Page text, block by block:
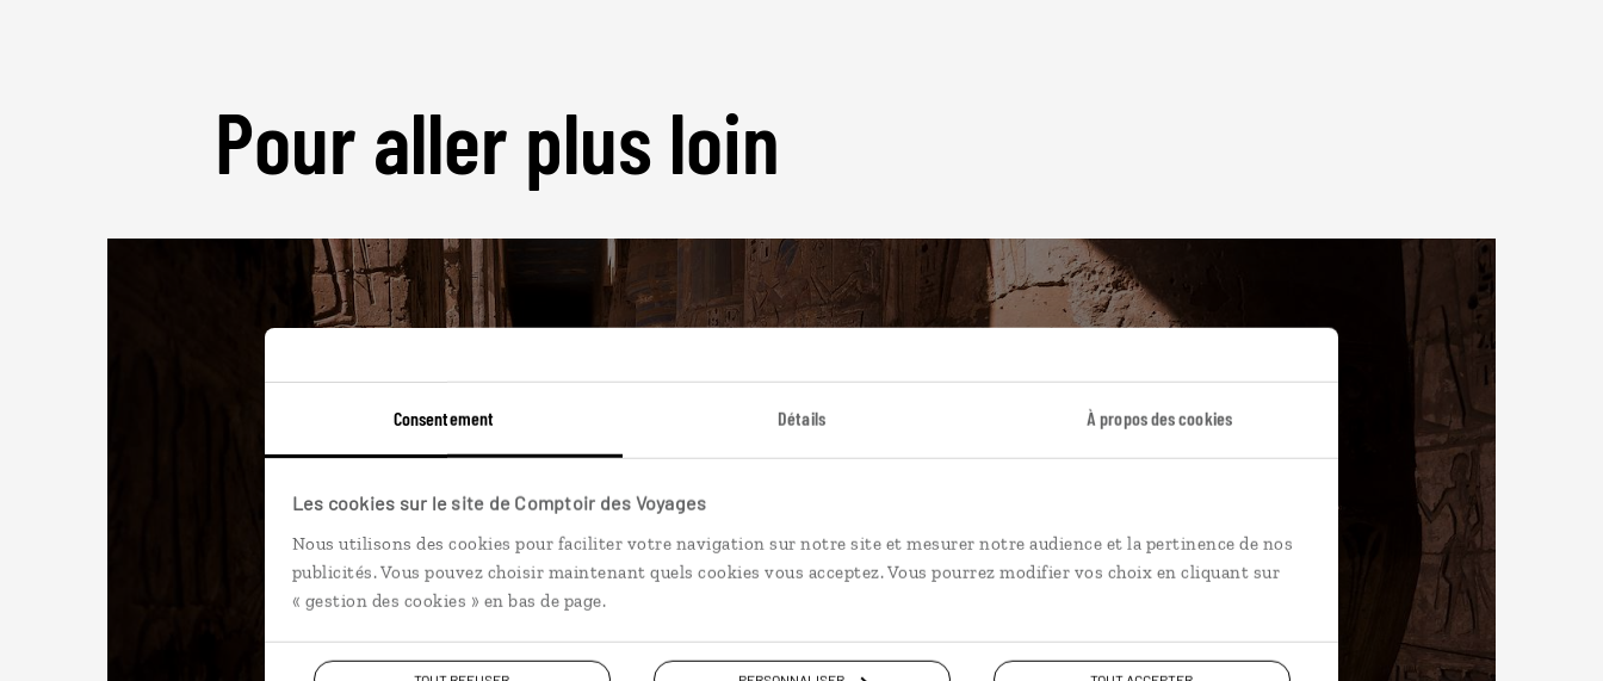
Consentement Détails À propos des cookies
Les cookies sur le site de Comptoir des Voyages
Nous utilisons des cookies pour faciliter votre navigation sur notre site et mesurer notre audience et la pertinence de nos
publicités. Vous pouvez choisir maintenant quels cookies vous acceptez. Vous pourrez modifier vos choix en cliquant sur
« gestion des cookies » en bas de page.
Pour aller plus loin
Egypte